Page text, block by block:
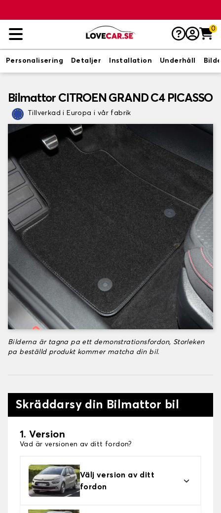
0
Personalisering Detaljer Installation Underhåll
Bilmattor CITROEN GRAND C4 PICASSO
Tillverkad i Europa i vår fabrik
Bilderna är tagna pa ett demonstrationsfordon, Storleken
pa beställd produkt kommer matcha din bil.
Skräddarsy din Bilmattor bil
1. Version
Vad är versionen av ditt fordon?
Välj version av ditt
fordon